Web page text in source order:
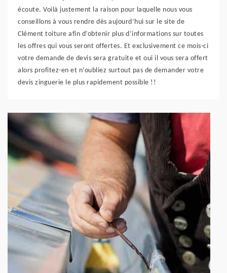
écoute. Voilà justement la raison pour laquelle nous vous
conseillons à vous rendre dès aujourd’hui sur le site de
Clément toiture afin d’obtenir plus d’informations sur toutes
les offres qui vous seront offertes. Et exclusivement ce mois-ci
votre demande de devis sera gratuite et oui il vous sera offert
alors profitez-en et n’oubliez surtout pas de demander votre
devis zinguerie le plus rapidement possible !!